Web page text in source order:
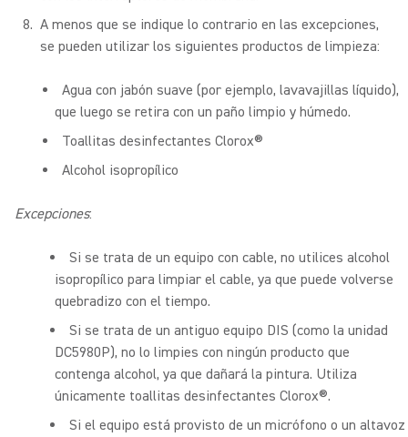
A menos que se indique lo contrario en las excepciones,
se pueden utilizar los siguientes productos de limpieza:
Agua con jabón suave (por ejemplo, lavavajillas líquido),
que luego se retira con un paño limpio y húmedo.
Toallitas desinfectantes Clorox®
Alcohol isopropílico
Excepciones:
Si se trata de un equipo con cable, no utilices alcohol
isopropílico para limpiar el cable, ya que puede volverse
quebradizo con el tiempo.
Si se trata de un antiguo equipo DIS (como la unidad
DC5980P), no lo limpies con ningún producto que
contenga alcohol, ya que dañará la pintura. Utiliza
únicamente toallitas desinfectantes Clorox®.
Si el equipo está provisto de un micrófono o un altavoz